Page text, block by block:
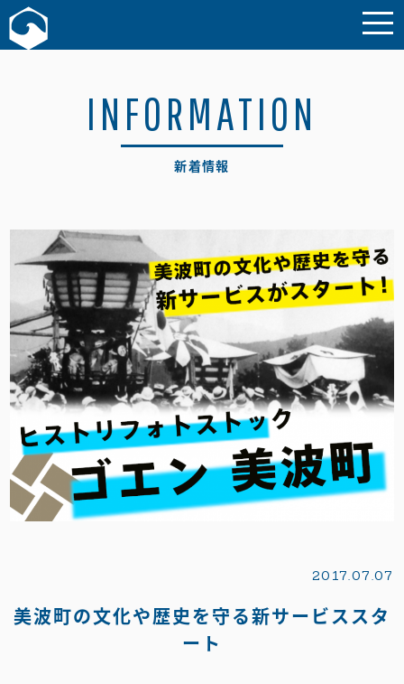
お問い合わせ
INFORMATION
新着情報
2017.07.07
美波町の文化や歴史を守る新サービススタ
ート